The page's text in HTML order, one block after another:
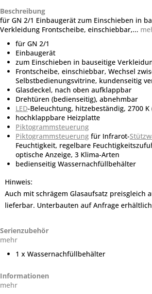
Beschreibung
für GN 2/1 Einbaugerät zum Einschieben in
Verkleidung Frontscheibe, einschiebbar,...
für GN 2/1
Einbaugerät
zum Einschieben in bauseitige
Frontscheibe, einschiebbar, Wechsel
Selbstbedienungsvitrine, kundenseitig
Glasdeckel, nach oben aufklappbar
Drehtüren (bedienseitig), abnehmbar
LED-Beleuchtung, hitzebeständig, 2700 K
hochklappbare Heizplatte
Piktogrammsteuerung
Piktogrammsteuerung für Infrarot-
Feuchtigkeit, regelbare
optische Anzeige, 3 Klima-Arten
bedienseitig Wassernachfüllbehälter
Hinweis:
Auch mit schrägem Glasaufsatz preisgleich
lieferbar. Unterbauten auf Anfrage
Serienzubehör
mehr
1 x Wassernachfüllbehälter
Informationen
mehr